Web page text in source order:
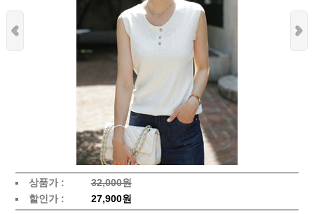
상품가 :
32,000원
할인가 :
27,900원